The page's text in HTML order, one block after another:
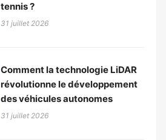
tennis ?
31 juillet 2026
Comment la technologie LiDAR
révolutionne le développement
des véhicules autonomes
31 juillet 2026